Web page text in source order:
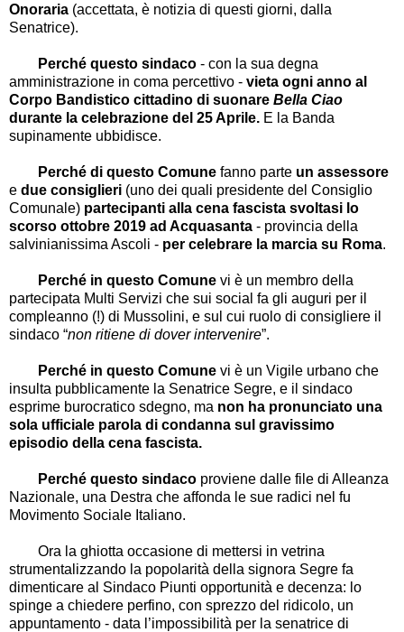
Onoraria (accettata, è notizia di questi giorni, dalla
Senatrice).
Perché questo sindaco - con la sua degna
amministrazione in coma percettivo - vieta ogni anno al
Corpo Bandistico cittadino di suonare Bella Ciao
durante la celebrazione del 25 Aprile. E la Banda
supinamente ubbidisce.
Perché di questo Comune fanno parte un assessore
e due consiglieri (uno dei quali presidente del Consiglio
Comunale) partecipanti alla cena fascista svoltasi lo
scorso ottobre 2019 ad Acquasanta - provincia della
salvinianissima Ascoli - per celebrare la marcia su Roma.
Perché in questo Comune vi è un membro della
partecipata Multi Servizi che sui social fa gli auguri per il
compleanno (!) di Mussolini, e sul cui ruolo di consigliere il
sindaco “non ritiene di dover intervenire”.
Perché in questo Comune vi è un Vigile urbano che
insulta pubblicamente la Senatrice Segre, e il sindaco
esprime burocratico sdegno, ma non ha pronunciato una
sola ufficiale parola di condanna sul gravissimo
episodio della cena fascista.
Perché questo sindaco proviene dalle file di Alleanza
Nazionale, una Destra che affonda le sue radici nel fu
Movimento Sociale Italiano.
Ora la ghiotta occasione di mettersi in vetrina
strumentalizzando la popolarità della signora Segre fa
dimenticare al Sindaco Piunti opportunità e decenza: lo
spinge a chiedere perfino, con sprezzo del ridicolo, un
appuntamento - data l’impossibilità per la senatrice di